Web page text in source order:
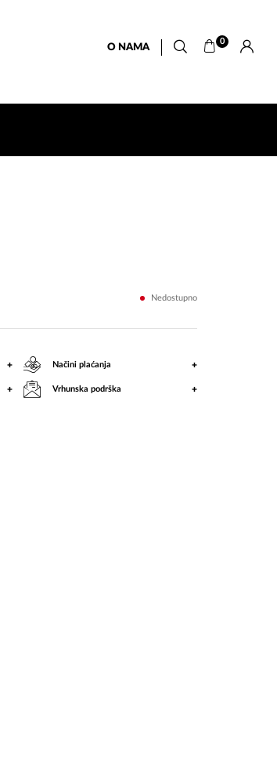
O NAMA
0
Nedostupno
+ Načini plaćanja +
+ Vrhunska podrška +